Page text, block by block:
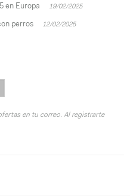
en Europa 19/02/2025
perros 12/02/2025
en tu correo. Al registrarte